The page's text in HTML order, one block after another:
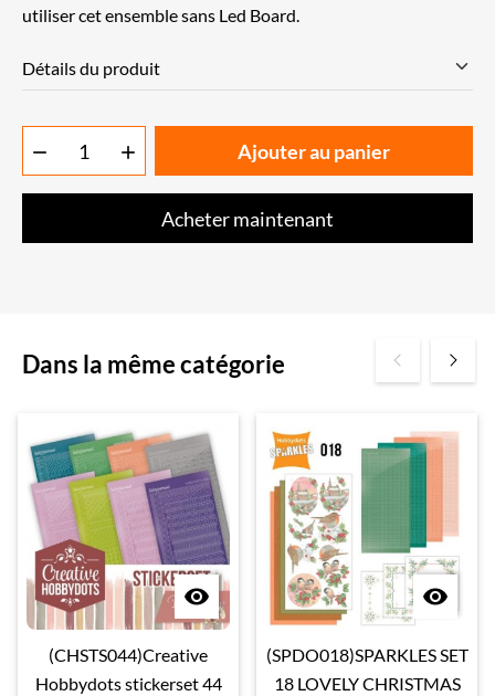
utiliser cet ensemble sans Led Board.
Détails du produit
  Ajouter au panier
Acheter maintenant
Dans la même catégorie

(CHSTS044)Creative
Hobbydots stickerset 44

(SPDO018)SPARKLES SET
18 LOVELY CHRISTMAS